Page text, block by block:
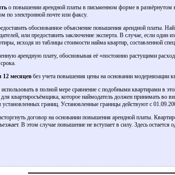
о повышении арендной платы в письменном форме в развёрнутом
по электронной почте или факсу.
обоснованное объяснение повышения арендной платы.
или предоставить заключение эксперта. В случае, если
исходя из таблицы стоимости найма квартир, составленной
арендную плату, обосновывая её «постоянно растущими
12 месяцев без учета повышения цены на основании модернизации
использовать в полной мере сравнение с подобными квартирами в
для квартиросъёмщика, которое наймодатель должен принимать во
границ. Установленные границы действуют с
договор на основании повышения арендной платы.
В этом случае повышение не вступает в силу. Здесь остается